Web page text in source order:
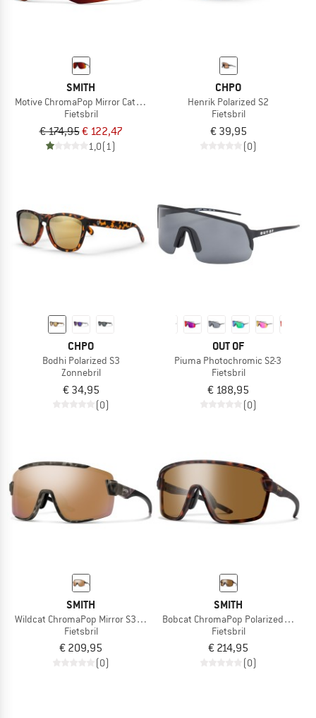
SMITH
Motive ChromaPop Mirror Cat. 3 VLT 14%
Fietsbril
€ 174,95€ 122,47
1,0(1)
CHPO
Henrik Polarized S2
Fietsbril
€ 39,95
(0)
CHPO
Bodhi Polarized S3
Zonnebril
€ 34,95
(0)
OUT OF
Piuma Photochromic S2-3
Fietsbril
€ 188,95
(0)
SMITH
Wildcat ChromaPop Mirror S3 + S0
Fietsbril
€ 209,95
(0)
SMITH
Bobcat ChromaPop Polarized S3
Fietsbril
€ 214,95
(0)